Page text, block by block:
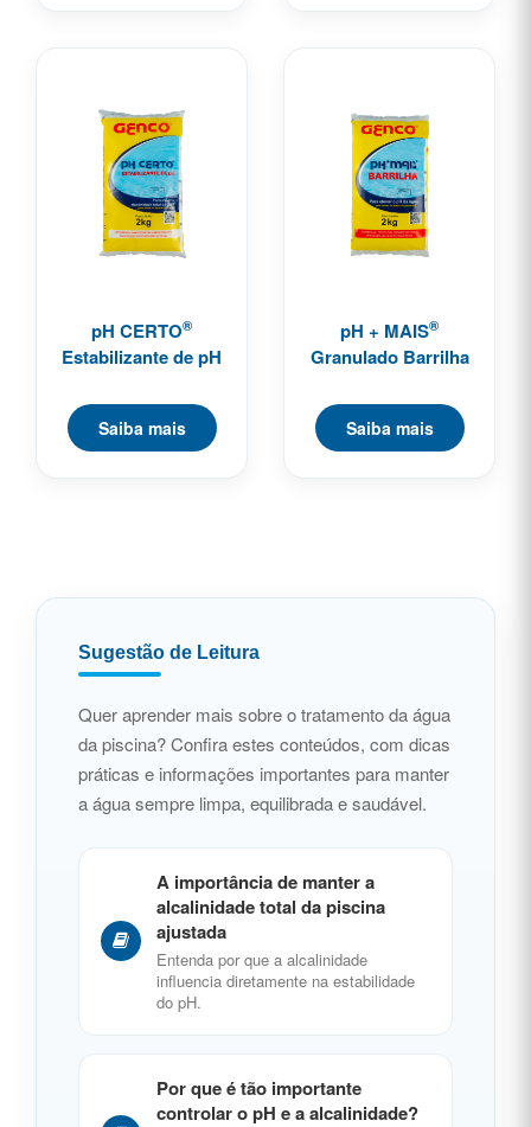
pH CERTO®
Estabilizante de pH
Saiba mais
pH + MAIS®
Granulado Barrilha
Saiba mais
Sugestão de Leitura
Quer aprender mais sobre o tratamento da água
da piscina? Confira estes conteúdos, com dicas
práticas e informações importantes para manter
a água sempre limpa, equilibrada e saudável.
A importância de manter a
alcalinidade total da piscina
ajustada
Entenda por que a alcalinidade
influencia diretamente na estabilidade
do pH.
Por que é tão importante
controlar o pH e a alcalinidade?